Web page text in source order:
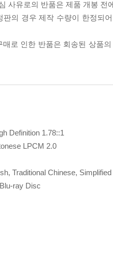
사유로의 반품은 제품 개봉 전
의 경우 제작 수량이 한정되
로 인한 반품은 회송된 상품
Definition 1.78::1
LPCM 2.0
Traditional Chinese,
ray Disc